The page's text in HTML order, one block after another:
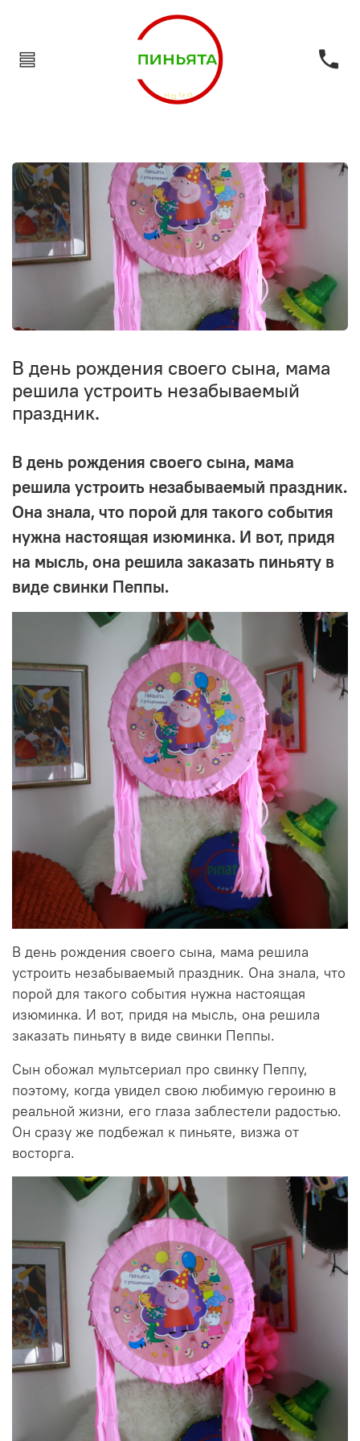
В день рождения своего сына, мама
решила устроить незабываемый
праздник.
В день рождения своего сына, мама
решила устроить незабываемый праздник.
Она знала, что порой для такого события
нужна настоящая изюминка. И вот, придя
на мысль, она решила заказать пиньяту в
виде свинки Пеппы.
В день рождения своего сына, мама решила
устроить незабываемый праздник. Она знала, что
порой для такого события нужна настоящая
изюминка. И вот, придя на мысль, она решила
заказать пиньяту в виде свинки Пеппы.
Сын обожал мультсериал про свинку Пеппу,
поэтому, когда увидел свою любимую героиню в
реальной жизни, его глаза заблестели радостью.
Он сразу же подбежал к пиньяте, визжа от
восторга.